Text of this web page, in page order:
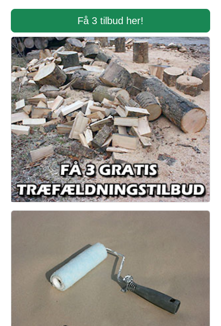
Få 3 tilbud her!